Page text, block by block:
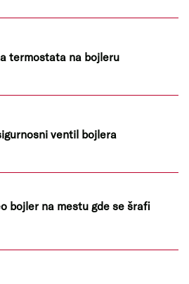
termostata na bojleru
ventil bojlera
bojler na mestu gde se šrafi